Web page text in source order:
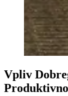
Vpliv